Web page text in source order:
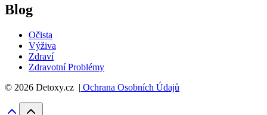
Blog
Očista
Výživa
Zdraví
Zdravotní Problémy
© 2026 Detoxy.cz | Ochrana Osobních Údajů